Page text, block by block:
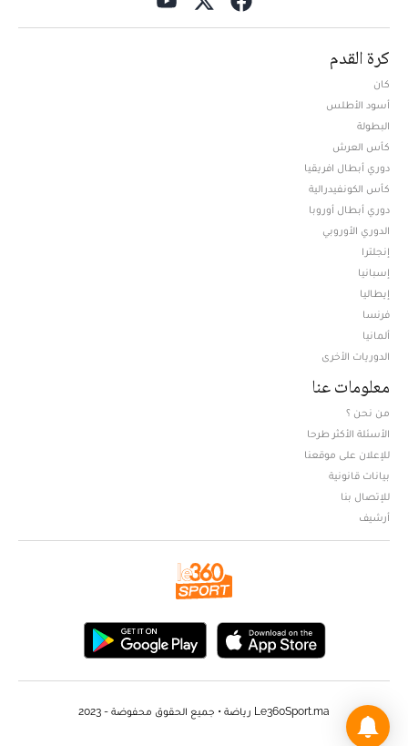
كرة القدم
كان
أسود الأطلس
البطولة
كأس العرش
دوري أبطال افريقيا
كأس الكونفيدرالية
دوري أبطال أوروبا
الدوري الأوروبي
إنجلترا
إسبانيا
إيطاليا
فرنسا
ألمانيا
الدوريات الأخرى
معلومات عنا
من نحن ؟
الأسئلة الأكثر طرحا
للإعلان على موقعنا
بيانات قانونية
للإتصال بنا
أرشيف
Le360Sport.ma رياضة • جميع الحقوق محفوضة - 2023